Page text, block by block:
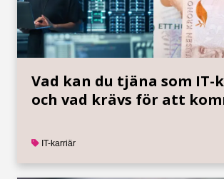
Vad kan du tjäna som IT-
och vad krävs för att
IT-karriär